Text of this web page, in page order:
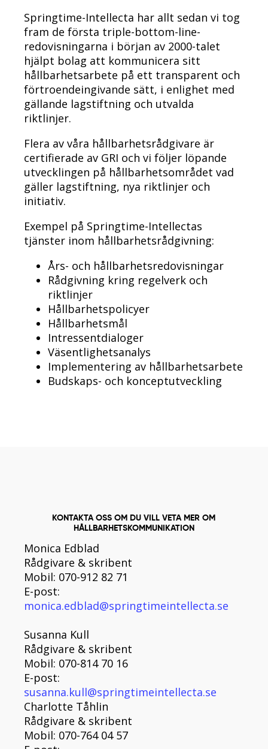
Springtime-Intellecta har allt sedan vi tog
fram de första triple-bottom-line-
redovisningarna i början av 2000-talet
hjälpt bolag att kommunicera sitt
hållbarhetsarbete på ett transparent och
förtroendeingivande sätt, i enlighet med
gällande lagstiftning och utvalda
riktlinjer.
Flera av våra hållbarhetsrådgivare är
certifierade av GRI och vi följer löpande
utvecklingen på hållbarhetsområdet vad
gäller lagstiftning, nya riktlinjer och
initiativ.
Exempel på Springtime-Intellectas
tjänster inom hållbarhetsrådgivning:
Års- och hållbarhetsredovisningar
Rådgivning kring regelverk och
riktlinjer
Hållbarhetspolicyer
Hållbarhetsmål
Intressentdialoger
Väsentlighetsanalys
Implementering av hållbarhetsarbete
Budskaps- och konceptutveckling
KONTAKTA OSS OM DU VILL VETA MER OM
HÅLLBARHETSKOMMUNIKATION
Monica Edblad
Rådgivare & skribent
Mobil: 070-912 82 71
E-post:
monica.edblad@springtimeintellecta.se
Susanna Kull
Rådgivare & skribent
Mobil: 070-814 70 16
E-post:
susanna.kull@springtimeintellecta.se
Charlotte Tåhlin
Rådgivare & skribent
Mobil: 070-764 04 57